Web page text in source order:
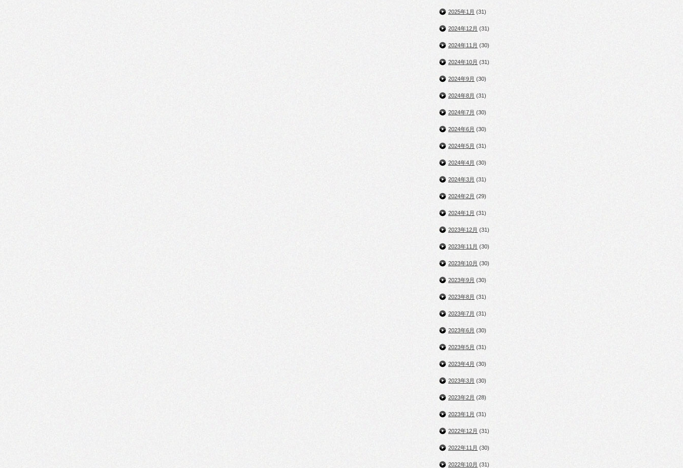
2025年1月 (31)
2024年12月 (31)
2024年11月 (30)
2024年10月 (31)
2024年9月 (30)
2024年8月 (31)
2024年7月 (30)
2024年6月 (30)
2024年5月 (31)
2024年4月 (30)
2024年3月 (31)
2024年2月 (29)
2024年1月 (31)
2023年12月 (31)
2023年11月 (30)
2023年10月 (30)
2023年9月 (30)
2023年8月 (31)
2023年7月 (31)
2023年6月 (30)
2023年5月 (31)
2023年4月 (30)
2023年3月 (30)
2023年2月 (28)
2023年1月 (31)
2022年12月 (31)
2022年11月 (30)
2022年10月 (31)